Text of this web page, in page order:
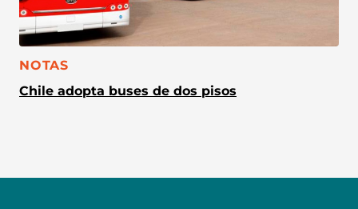
CATEGORÍA:
NOTAS
Chile adopta buses de dos pisos